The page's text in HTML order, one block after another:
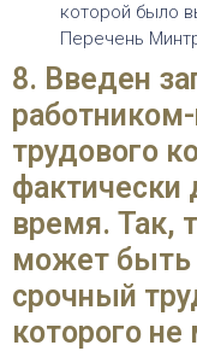
которой было
Перечень
8. Введен
трудового
фактически
время. Так,
может быть
срочный
которого